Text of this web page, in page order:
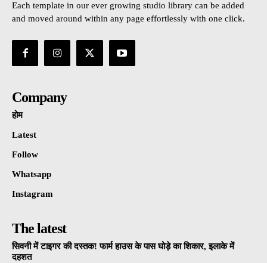
Each template in our ever growing studio library can be added
and moved around within any page effortlessly with one click.
Company
होम
Latest
Follow
Whatsapp
Instagram
The latest
सिवनी में टाइगर की दस्तक! फार्म हाउस के पास घोड़े का शिकार, इलाके में
दहशत